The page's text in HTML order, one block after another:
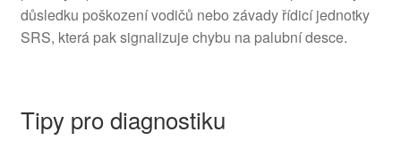
důsledku poškození vodičů nebo závady řídicí jednotky
SRS, která pak signalizuje chybu na palubní desce.
Tipy pro diagnostiku